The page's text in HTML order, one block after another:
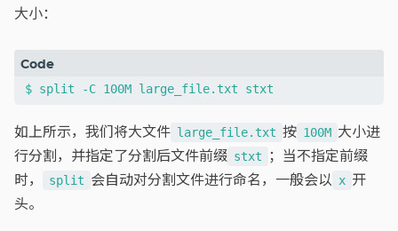
大小：
如上所示，我们将大文件 large_file.txt 按 100M 大小进
行分割，并指定了分割后文件前缀 stxt
；当不指定前缀
时，
split 会自动对分割文件进行命名，一般会以 x 开
头。